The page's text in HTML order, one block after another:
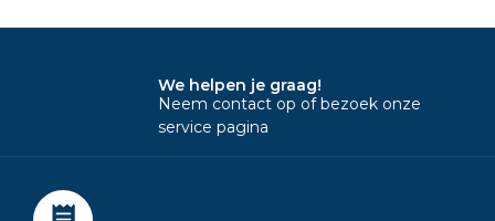
We helpen je graag!
Neem contact op of bezoek onze
service pagina